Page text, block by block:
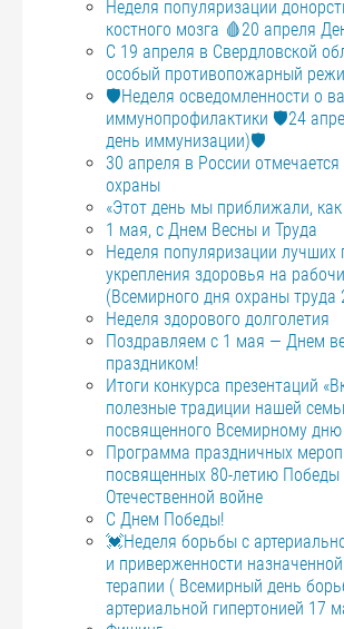
Неделя популяризации
костного мозга 🩸20 апреля
С 19 апреля в Свердловской
особый противопожарный
🛡️Неделя осведомленности о
иммунопрофилактики 🛡️24
день иммунизации)🛡️
30 апреля в России
охраны
«Этот день мы приближали,
1 мая, с Днем Весны и Труда
Неделя популяризации лучших
укрепления здоровья на
(Всемирного дня охраны труда
Неделя здорового долголетия
Поздравляем с 1 мая — Днем
праздником!
Итоги конкурса презентаций
полезные традиции нашей
посвященного Всемирному дню
Программа праздничных
посвященных 80-летию Победы
Отечественной войне
С Днем Победы!
💓Неделя борьбы с
и приверженности
терапии ( Всемирный день
артериальной гипертонией 17